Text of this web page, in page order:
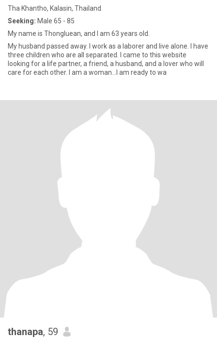
Tha Khantho, Kalasin, Thailand
Seeking: Male 65 - 85
My name is Thongluean, and I am 63 years old.
My husband passed away. I work as a laborer and live alone. I have
three children who are all separated. I came to this website
looking for a life partner, a friend, a husband, and a lover who will
care for each other. I am a woman...I am ready to wa
thanapa, 59